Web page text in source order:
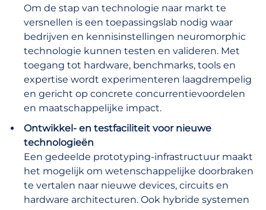
Om de stap van technologie naar markt te
versnellen is een toepassingslab nodig waar
bedrijven en kennisinstellingen neuromorphic
technologie kunnen testen en valideren. Met
toegang tot hardware, benchmarks, tools en
expertise wordt experimenteren laagdrempelig
en gericht op concrete concurrentievoordelen
en maatschappelijke impact.
Ontwikkel- en testfaciliteit voor nieuwe
technologieën
Een gedeelde prototyping-infrastructuur maakt
het mogelijk om wetenschappelijke doorbraken
te vertalen naar nieuwe devices, circuits en
hardware architecturen. Ook hybride systemen